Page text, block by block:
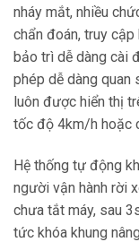
nháy mắt, nhiều
chẩn đoán, truy
bảo trì dễ dàng cài
phép dễ dàng quan
luôn được hiển thị
tốc độ 4km/h hoặc
Hệ thống tự động
người vận hành rời
chưa tắt máy, sau
tức khóa khung